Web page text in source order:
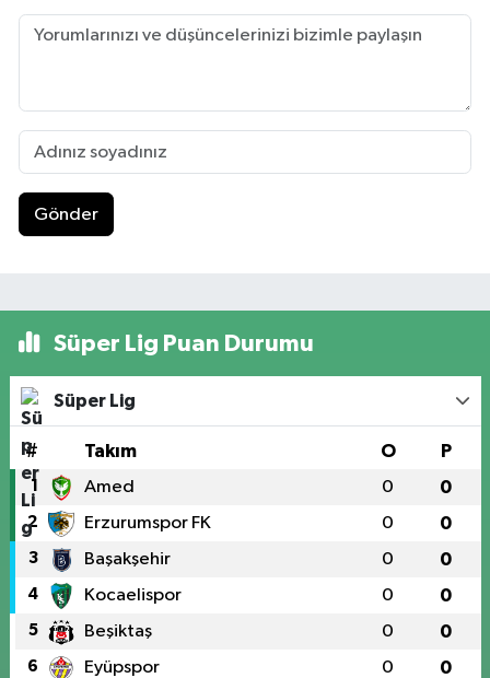
Gönder
Süper Lig Puan Durumu
Süper Lig
# Takım O P
1 Amed 0 0
2 Erzurumspor FK 0 0
3 Başakşehir 0 0
4 Kocaelispor 0 0
5 Beşiktaş 0 0
6 Eyüpspor 0 0